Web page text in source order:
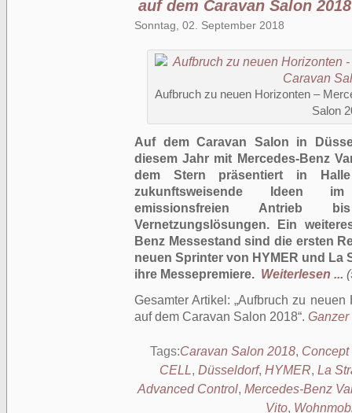
auf dem Caravan Salon 2018
Sonntag, 02. September 2018
Aufbruch zu neuen Horizonten –
Salon
Auf dem Caravan Salon in
diesem Jahr mit Mercedes-Benz
dem Stern präsentiert in
zukunftsweisende Ideen im
emissionsfreien Antrieb
Vernetzungslösungen. Ein
Benz Messestand sind die ersten
neuen Sprinter von HYMER und La
ihre Messepremiere. Weiterlesen ...
Gesamter Artikel: Aufbruch zu neuen
auf dem Caravan Salon 2018 . Ganzer
Tags:Caravan Salon 2018, Concept
CELL, Düsseldorf, HYMER, La
Advanced Control, Mercedes-Benz
Vito,